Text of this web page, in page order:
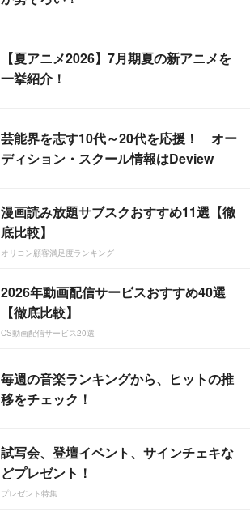
【夏アニメ2026】7月期夏の新アニメを
一挙紹介！
芸能界を志す10代～20代を応援！ オー
ディション・スクール情報はDeview
漫画読み放題サブスクおすすめ11選【徹
底比較】
オリコン顧客満足度ランキング
2026年動画配信サービスおすすめ40選
【徹底比較】
CS動画配信サービス20選
毎週の音楽ランキングから、ヒットの推
移をチェック！
試写会、登壇イベント、サインチェキな
どプレゼント！
プレゼント特集